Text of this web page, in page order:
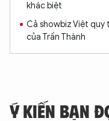
khác biệt
Cả showbiz Việt
của Trấn Thành
Ý KIẾN BẠN